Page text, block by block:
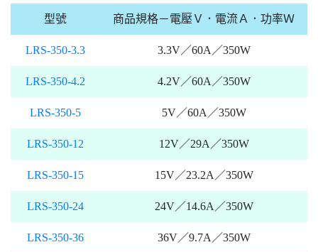
型號 商品規格－電壓Ｖ．電流Ａ．功率Ｗ
LRS-350-3.3 3.3V／60A／350W
LRS-350-4.2 4.2V／60A／350W
LRS-350-5 5V／60A／350W
LRS-350-12 12V／29A／350W
LRS-350-15 15V／23.2A／350W
LRS-350-24 24V／14.6A／350W
LRS-350-36 36V／9.7A／350W